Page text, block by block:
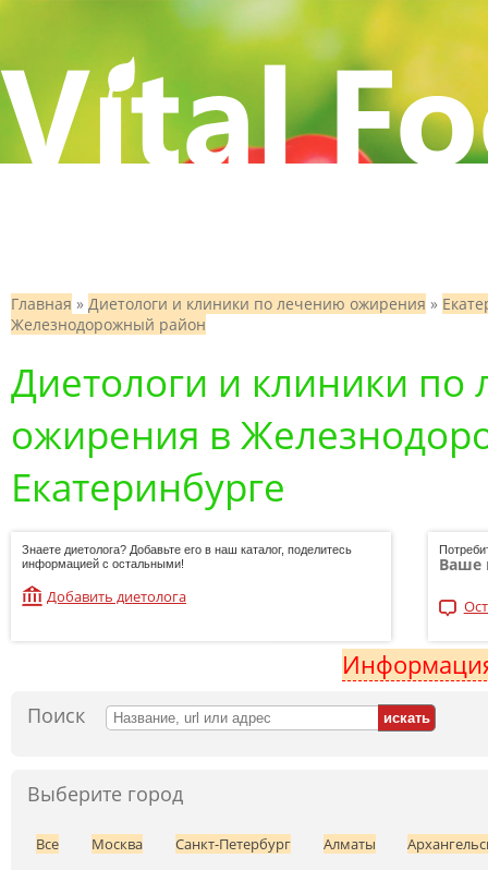
Главная » Диетологи и клиники по лечению ожирения »
Железнодорожный район
Диетологи и клиники по
ожирения в
Екатеринбурге
Знаете диетолога? Добавьте его в наш каталог, поделитесь
информацией с остальными!
Добавить диетолога
Ваше
Поиск
Выберите город
Все Москва Санкт-Петербург Алматы